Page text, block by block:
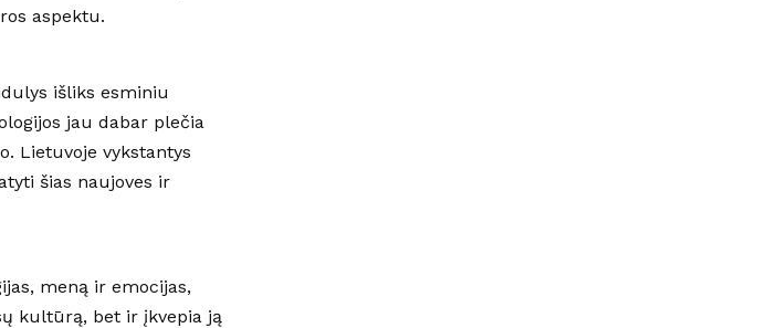
aspektu.
išliks esminiu
jau dabar plečia
Lietuvoje vykstantys
šias naujoves ir
meną ir emocijas,
kultūrą, bet ir įkvepia ją